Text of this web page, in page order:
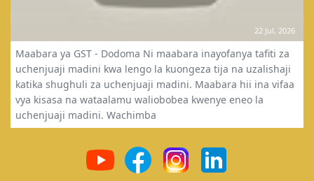
22 Jul, 2026
Maabara ya GST - Dodoma Ni maabara inayofanya tafiti za
uchenjuaji madini kwa lengo la kuongeza tija na uzalishaji
katika shughuli za uchenjuaji madini. Maabara hii ina vifaa
vya kisasa na wataalamu waliobobea kwenye eneo la
uchenjuaji madini. Wachimba